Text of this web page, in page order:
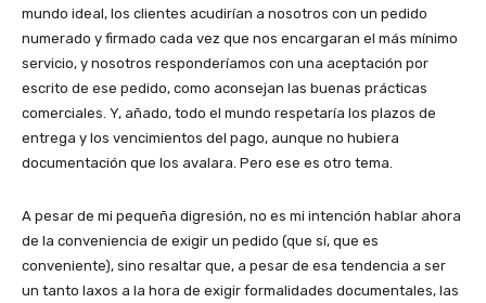
mundo ideal, los clientes acudirían a nosotros con un pedido
numerado y firmado cada vez que nos encargaran el más mínimo
servicio, y nosotros responderíamos con una aceptación por
escrito de ese pedido, como aconsejan las buenas prácticas
comerciales. Y, añado, todo el mundo respetaría los plazos de
entrega y los vencimientos del pago, aunque no hubiera
documentación que los avalara. Pero ese es otro tema.
A pesar de mi pequeña digresión, no es mi intención hablar ahora
de la conveniencia de exigir un pedido (que sí, que es
conveniente), sino resaltar que, a pesar de esa tendencia a ser
un tanto laxos a la hora de exigir formalidades documentales, las